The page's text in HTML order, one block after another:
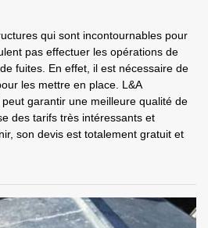
qui sont incontournables pour
pas effectuer les opérations de
fuites. En effet, il est nécessaire de
les mettre en place. L&A
garantir une meilleure qualité de
des tarifs très intéressants et
son devis est totalement gratuit et